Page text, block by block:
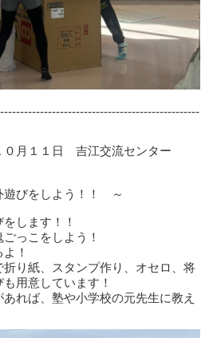
月１１日 吉江交流センター
びをしよう！！ ～
します！！
っこをしよう！
！
折り紙、スタンプ作り、オセロ、将
用意しています！
れば、塾や小学校の元先生に教え